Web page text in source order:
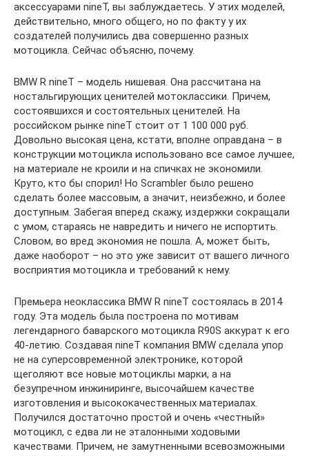
аксессуарами nineT, вы заблуждаетесь. У этих моделей,
действительно, много общего, но по факту у их
создателей получились два совершенно разных
мотоцикла. Сейчас объясню, почему.
BMW R nineT – модель нишевая. Она рассчитана на
ностальгирующих ценителей мотоклассики. Причем,
состоявшихся и состоятельных ценителей. На
российском рынке nineT стоит от 1 100 000 руб.
Довольно высокая цена, кстати, вполне оправдана – в
конструкции мотоцикла использовано все самое лучшее,
на материале не кроили и на спичках не экономили.
Круто, кто бы спорил! Но Scrambler было решено
сделать более массовым, а значит, неизбежно, и более
доступным. Забегая вперед скажу, издержки сокращали
с умом, стараясь не навредить и ничего не испортить.
Словом, во вред экономия не пошла. А, может быть,
даже наоборот – но это уже зависит от вашего личного
восприятия мотоцикла и требований к нему.
Премьера неоклассика BMW R nineT состоялась в 2014
году. Эта модель была построена по мотивам
легендарного баварского мотоцикла R90S аккурат к его
40-летию. Создавая nineT компания BMW сделала упор
не на суперсовременной электронике, которой
щеголяют все новые мотоциклы марки, а на
безупречном инжиниринге, высочайшем качестве
изготовления и высококачественных материалах.
Получился достаточно простой и очень «честный»
мотоцикл, с едва ли не эталонными ходовыми
качествами. Причем, не замутненными всевозможными